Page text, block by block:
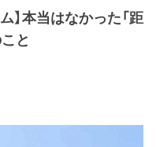
】本当はなかった「距
こと